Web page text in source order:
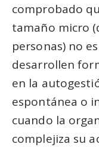
comprobado
tamaño micro
personas) no
desarrollen
en la
espontánea o
cuando la
complejiza su